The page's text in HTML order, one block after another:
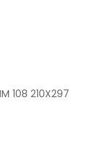
108 210X297